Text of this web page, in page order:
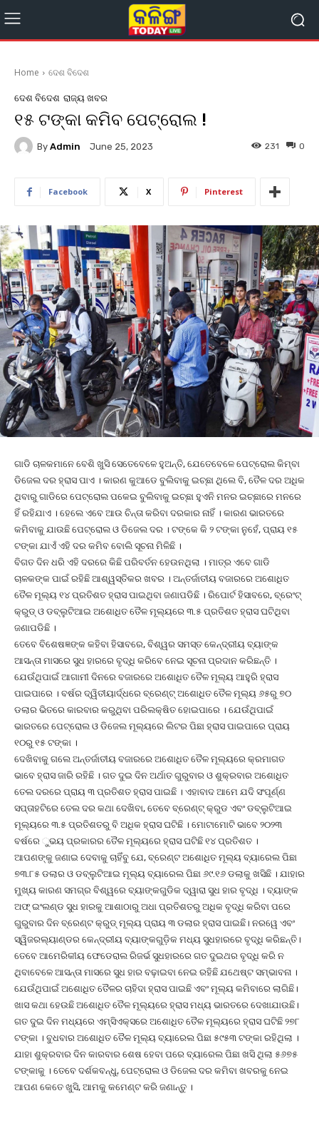
Home ଦେଶ ବିଦେଶ
ଦେଶ ବିଦେଶ ରାଜ୍ୟ ଖବର
୧୫ ଟଙ୍କା କମିବ ପେଟ୍ରୋଲ !
By Admin June 25, 2023 0
231
Facebook X Pinterest
ଗାଡି ଚାଳକମାନେ ବେଶି ଖୁସି ସେତେବେଳେ ହୁଅନ୍ତି, ଯେତେବେଳେ ପେଟ୍ରୋଲ କିମ୍ବା
ଡିଜେଲ ଦର ହ୍ରାସ ପାଏ । କାରଣ କୁଆଡେ ବୁଲିବାକୁ ଇଚ୍ଛା ଥିଲେ ବି, ତୈଳ ଦର ଅଧିକ
ଥିବାରୁ ଗାଡିରେ ପେଟ୍ରୋଲ ପକେଇ ବୁଲିବାକୁ ଇଚ୍ଛା ହୁଏନି ମନର ଇଚ୍ଛାରେ ମନରେ
ହିଁ ରହିଯାଏ । ହେଲେ ଏବେ ଆଉ ଚିନ୍ତା କରିବା ଦରକାର ନାହିଁ । କାରଣ ଭାରତରେ
କମିବାକୁ ଯାଉଛି ପେଟ୍ରୋଲ ଓ ଡିଜେଲ ଦର । ଟଙ୍କେ କି ୨ ଟଙ୍କା ନୁହେଁ, ପ୍ରାୟ ୧୫
ଟଙ୍କା ଯାଏଁ ଏହି ଦର କମିବ ବୋଲି ସୂଚନା ମିଳିଛି ।
ବିଗତ ଦିନ ଧରି ଏହି ଦରରେ କିଛି ପରିବର୍ତନ ହେଉନଥିଲା । ମାତ୍ର ଏବେ ଗାଡି
ଚାଳକଙ୍କ ପାଇଁ ରହିଛି ଆଶ୍ୱସ୍ତିକର ଖବର । ଅନ୍ତର୍ଜାତୀୟ ବଜାରରେ ଅଶୋଧିତ
ତୈଳ ମୂଲ୍ୟ ୧୪ ପ୍ରତିଶତ ହ୍ରାସ ପାଇଥିବା ଜଣାପଡିଛି । ରିପୋର୍ଟ ହିସାବରେ, ବ୍ରେଂଟ୍
କ୍ରୁଡ୍ ଓ ଡବ୍ଲୁଟିଆଇ ଅଶୋଧିତ ତୈଳ ମୂଲ୍ୟରେ ୩.୫ ପ୍ରତିଶତ ହ୍ରାସ ଘଟିଥିବା
ଜଣାପଡିଛି ।
ତେବେ ବିଶେଷଜ୍ଞଙ୍କ କହିବା ହିସାବରେ, ବିଶ୍ୱର ସମସ୍ତ କେନ୍ଦ୍ରୀୟ ବ୍ୟାଙ୍କ
ଆସନ୍ତା ମାସରେ ସୁଧ ହାରରେ ବୃଦ୍ଧି କରିବେ ନେଇ ସୂଚନା ପ୍ରଦାନ କରିଛନ୍ତି ।
ଯେଉଁଥିପାଇଁ ଆଗାମୀ ଦିନରେ ବଜାରରେ ଅଶୋଧିତ ତୈଳ ମୂଲ୍ୟ ଆହୁରି ହ୍ରାସ
ପାଇପାରେ । ବର୍ଷର ଦ୍ୱିତୀୟାର୍ଦ୍ଧରେ ବ୍ରେଣ୍ଟ୍ ଅଶୋଧିତ ତୈଳ ମୂଲ୍ୟ ୬୫ରୁ ୭୦
ଡଲାର ଭିତରେ କାରବାର କରୁଥିବା ପରିଲକ୍ଷିତ ହୋଇପାରେ । ଯେଉଁଥିପାଇଁ
ଭାରତରେ ପେଟ୍ରୋଲ ଓ ଡିଜେଲ ମୂଲ୍ୟରେ ଲିଟର ପିଛା ହ୍ରାସ ପାଇପାରେ ପ୍ରାୟ
୧୦ରୁ ୧୫ ଟଙ୍କା ।
ଦେଖିବାକୁ ଗଲେ ଅନ୍ତର୍ଜାତୀୟ ବଜାରରେ ଅଶୋଧିତ ତୈଳ ମୂଲ୍ୟରେ କ୍ରମାଗତ
ଭାବେ ହ୍ରାସ ଜାରି ରହିଛି । ଗତ ଦୁଇ ଦିନ ଅର୍ଥାତ ଗୁରୁବାର ଓ ଶୁକ୍ରବାର ଅଶୋଧିତ
ତେଲ ଦରରେ ପ୍ରାୟ ୩ ପ୍ରତିଶତ ହ୍ରାସ ପାଇଛି । ଏହାବାଦ ଆମେ ଯଦି ସଂପୂର୍ଣ୍ଣ
ସପ୍ତାହଟିରେ ତେଲ ଦର କଥା ଦେଖିବା, ତେବେ ବ୍ରେଣ୍ଟ୍ କ୍ରୁଡ ଏବଂ ଡବ୍ଲୁଟିଆଇ
ମୂଲ୍ୟରେ ୩.୫ ପ୍ରତିଶତରୁ ବି ଅଧିକ ହ୍ରାସ ଘଟିଛି । ମୋଟାମୋଟି ଭାବେ ୨୦୨୩
ବର୍ଷରେ ୁଭୟ ପ୍ରକାରର ତୈଳ ମୂଲ୍ୟରେ ହ୍ରାସ ଘଟିଛି ୧୪ ପ୍ରତିଶତ ।
ଆପଣଙ୍କୁ ଜଣାଇ ଦେବାକୁ ଚାହିଁବୁ ଯେ, ବ୍ରେଣ୍ଟ ଅଶୋଧିତ ମୂଲ୍ୟ ବ୍ୟାରେଲ ପିଛା
୭୩.୮୫ ଡଲାର ଓ ଡବ୍ଲୁଟିଆଇ ମୂଲ୍ୟ ବ୍ୟାରେଲ ପିଛା ୬୯.୧୬ ଡଲାକୁ ଖସିଛି । ଯାହାର
ମୁଖ୍ୟ କାରଣ ସମଗ୍ର ବିଶ୍ୱରେ ବ୍ୟାଙ୍କଗୁଡିକ ଦ୍ୱାରା ସୁଧ ହାର ବୃଦ୍ଧି । ବ୍ୟାଙ୍କ
ଅଫ୍ ଇଂଲଣ୍ଡ ସୁଧ ହାରକୁ ଆଶାଠାରୁ ଅଧା ପ୍ରତିଶତରୁ ଅଧିକ ବୃଦ୍ଧି କରିବା ପରେ
ଗୁରୁବାର ଦିନ ବ୍ରେଣ୍ଟ କ୍ରୁଡ୍ ମୂଲ୍ୟ ପ୍ରାୟ ୩ ଡଲାର ହ୍ରାସ ପାଇଛି। ନରୱେ ଏବଂ
ସ୍ୱିଜରଲ୍ୟାଣ୍ଡର କେନ୍ଦ୍ରୀୟ ବ୍ୟାଙ୍କଗୁଡ଼ିକ ମଧ୍ୟ ସୁଧହାରରେ ବୃଦ୍ଧି କରିଛନ୍ତି।
ତେବେ ଆମେରିକୀୟ ଫେଡେରାଲ ରିଜର୍ଭ ସୁଧହାରରେ ଗତ ଦୁଇଥର ବୃଦ୍ଧି କରି ନ
ଥିବାବେଳେ ଆସନ୍ତା ମାସରେ ସୁଧ ହାର ବଢ଼ାଇବା ନେଇ ରହିଛି ଯଥେଷ୍ଟ ସମ୍ଭାବନା ।
ଯେଉଁଥିପାଇଁ ଅଶୋଧିତ ତୈଳର ଚାହିଦା ହ୍ରାସ ପାଇଛି ଏବଂ ମୂଲ୍ୟ କମିବାରେ ଲାଗିଛି।
ଖାସ କଥା ହେଉଛି ଅଶୋଧିତ ତୈଳ ମୂଲ୍ୟରେ ହ୍ରାସ ମଧ୍ୟ ଭାରତରେ ଦେଖାଯାଉଛି।
ଗତ ଦୁଇ ଦିନ ମଧ୍ୟରେ ଏମ୍‌ସିଏକ୍ସରେ ଅଶୋଧିତ ତୈଳ ମୂଲ୍ୟରେ ହ୍ରାସ ଘଟିଛି ୨୭୮
ଟଙ୍କା । ବୁଧବାର ଅଶୋଧିତ ତୈଳ ମୂଲ୍ୟ ବ୍ୟାରେଲ ପିଛା ୫୯୫୩ ଟଙ୍କା ରହିଥିଲା ।
ଯାହା ଶୁକ୍ରବାର ଦିନ କାରବାର ଶେଷ ହେବା ପରେ ବ୍ୟାରେଲ ପିଛା ଖସି ଥିଲା ୫୬୭୫
ଟଙ୍କାକୁ । ତେବେ ଦର୍ଶକବନ୍ଧୁ, ପେଟ୍ରୋଲ ଓ ଡିଜେଲ ଦର କମିବା ଖବରକୁ ନେଇ
ଆପଣ କେତେ ଖୁସି, ଆମକୁ କମେଣ୍ଟ କରି ଜଣାନ୍ତୁ ।